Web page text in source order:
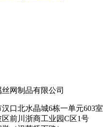
网制品有限公司
口北水晶城6栋一单元603室
前川浙商工业园C区1号